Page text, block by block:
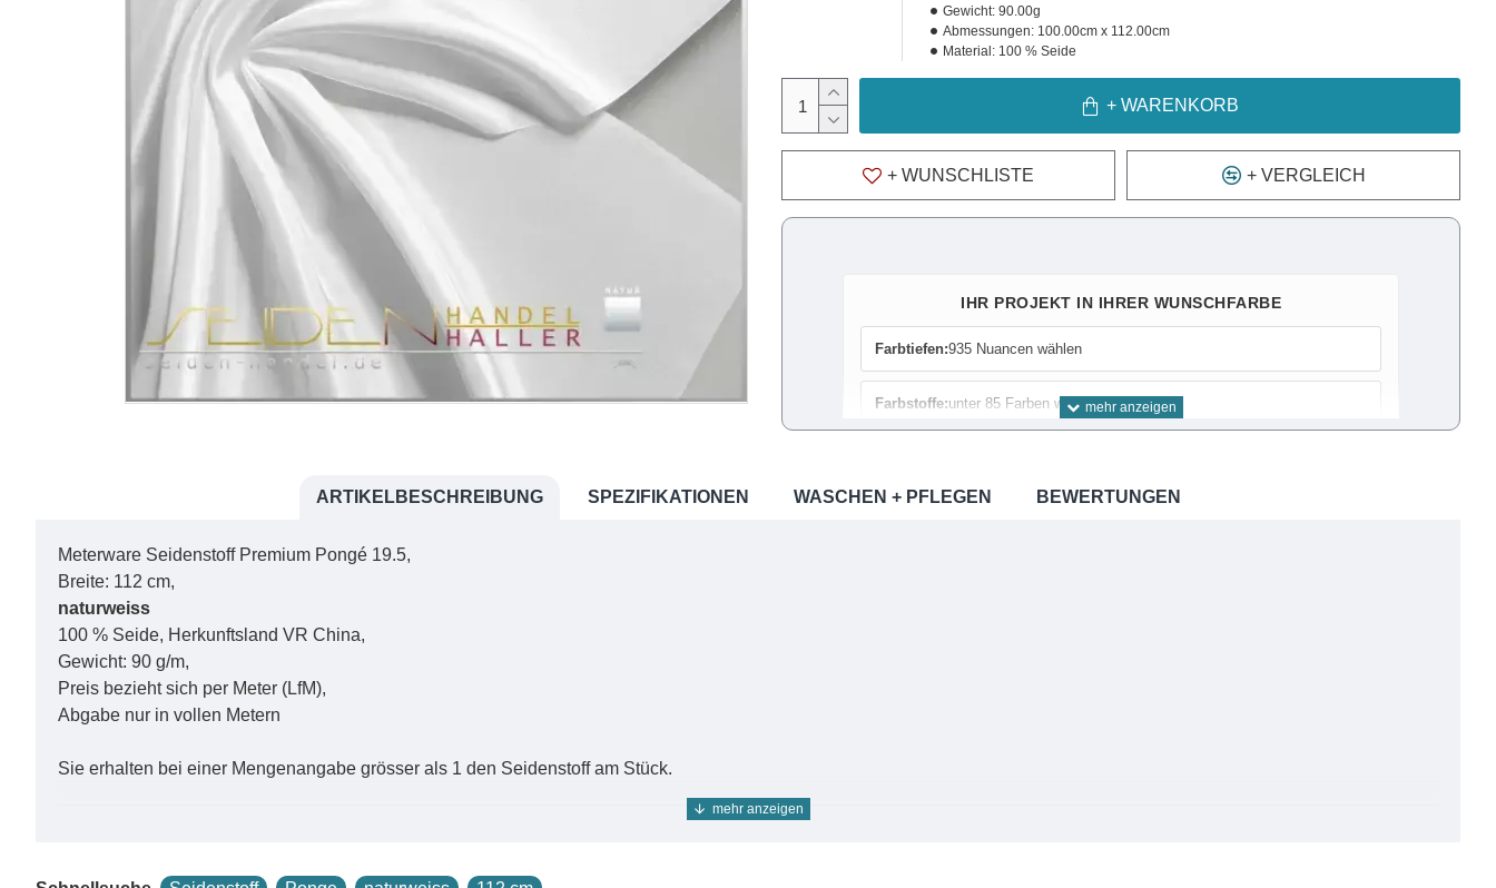
Gewicht: 90.00g
Abmessungen: 100.00cm x 112.00cm
Material: 100 % Seide
+ WARENKORB
+ WUNSCHLISTE + VERGLEICH
IHR PROJEKT IN IHRER WUNSCHFARBE
Farbtiefen:935 Nuancen wählen
Farbstoffe:unter 85 Farben wählen
ARTIKELBESCHREIBUNG SPEZIFIKATIONEN WASCHEN + PFLEGEN BEWERTUNGEN
Meterware Seidenstoff Premium Pongé 19.5,
Breite: 112 cm,
naturweiss
100 % Seide, Herkunftsland VR China,
Gewicht: 90 g/m,
Preis bezieht sich per Meter (LfM),
Abgabe nur in vollen Metern
Sie erhalten bei einer Mengenangabe grösser als 1 den Seidenstoff am Stück.